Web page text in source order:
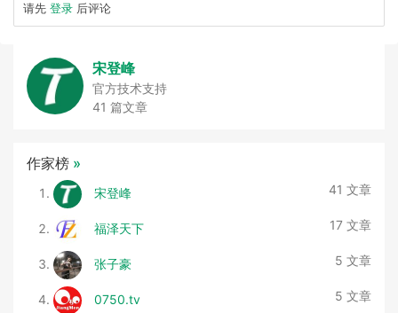
请先 登录 后评论
宋登峰
官方技术支持
41 篇文章
作家榜 »
宋登峰 41 文章
福泽天下 17 文章
张子豪 5 文章
0750.tv 5 文章